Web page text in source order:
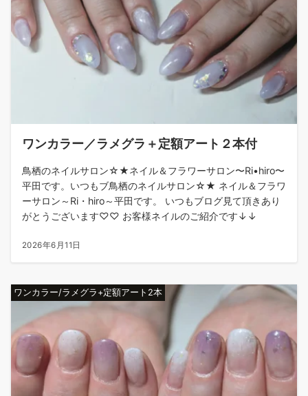
ワンカラー／ラメグラ＋定額アート２本付
鳥栖のネイルサロン☆★ネイル＆フラワーサロン〜Ri•hiro〜
平田です。いつもブ鳥栖のネイルサロン☆★ ネイル＆フラワ
ーサロン～Ri・hiro～平田です。 いつもブログ見て頂きあり
がとうございます♡♡ お客様ネイルのご紹介です↓↓
2026年6月11日
ワンカラー/ラメグラ+定額アート2本